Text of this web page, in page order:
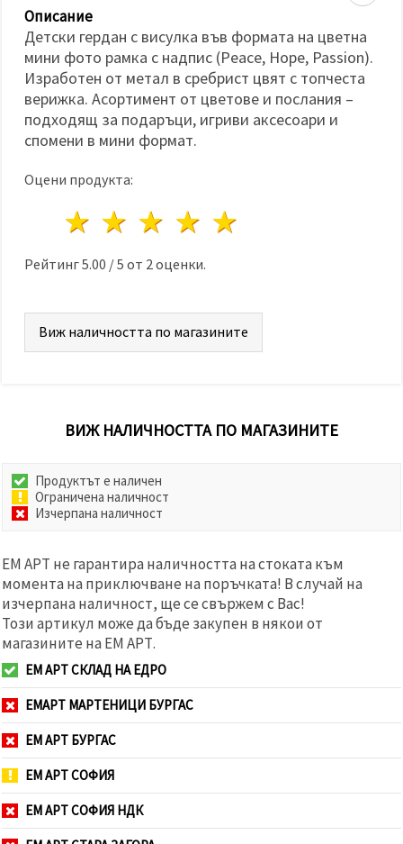
"Настройки",
като
избереш
"бисквитки"
и кликнеш
бутона
"Запази"
всички
Настройки
бисквитките
Описание
Детски гердан с висулка във формата на цветна
мини фото рамка с надпис (Peace, Hope, Passion).
Изработен от метал в сребрист цвят с топчеста
верижка. Асортимент от цветове и послания –
подходящ за подаръци, игриви аксесоари и
спомени в мини формат.
Оцени продукта:
4 звезди
3 звезди
2 звезди
1 звезда
Рейтинг5.00 /5 от 2 оценки.
Виж наличността по магазините
ВИЖ НАЛИЧНОСТТА ПО МАГАЗИНИТЕ
Продуктът е наличен
Ограничена наличност
Изчерпана наличност
ЕМ АРТ не гарантира наличността на стоката към
момента на приключване на поръчката! В случай на
изчерпана наличност, ще се свържем с Вас!
Този артикул може да бъде закупен в някои от
магазините на ЕМ АРТ.
ЕМ АРТ СКЛАД НА ЕДРО
ЕМАРТ МАРТЕНИЦИ БУРГАС
ЕМ АРТ БУРГАС
ЕМ АРТ СОФИЯ
ЕМ АРТ СОФИЯ НДК